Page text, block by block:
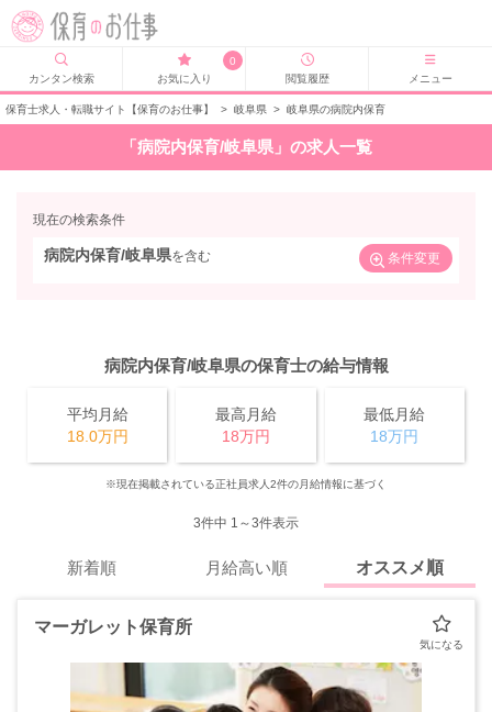
カンタン検索
0
お気に入り
閲覧履歴 メニュー
保育士求人・転職サイト【保育のお仕事】 > 岐阜県 > 岐阜県の病院内保育
「病院内保育/岐阜県」の求人一覧
現在の検索条件
病院内保育/岐阜県を含む 条件変更
病院内保育/岐阜県の保育士の給与情報
平均月給
18.0万円
最高月給
18万円
最低月給
18万円
※現在掲載されている正社員求人2件の月給情報に基づく
3件中 1～3件表示
新着順 月給高い順 オススメ順
マーガレット保育所